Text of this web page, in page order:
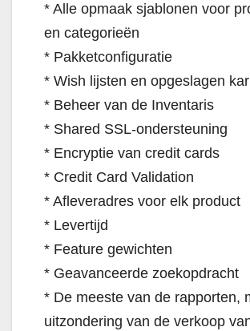
* Alle opmaak sjablonen voor
en categorieën
* Pakketconfiguratie
* Wish lijsten en opgeslagen
* Beheer van de Inventaris
* Shared SSL-ondersteuning
* Encryptie van credit cards
* Credit Card Validation
* Afleveradres voor elk product
* Levertijd
* Feature gewichten
* Geavanceerde zoekopdracht
* De meeste van de rapporten,
uitzondering van de verkoop